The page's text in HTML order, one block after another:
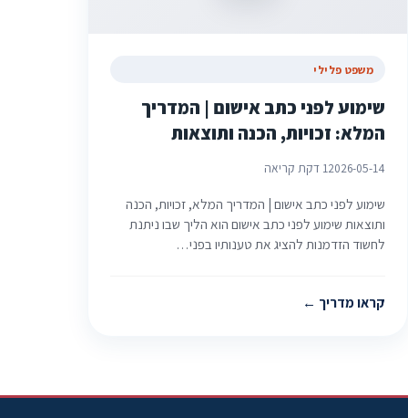
משפט פלילי
שימוע לפני כתב אישום | המדריך
המלא: זכויות, הכנה ותוצאות
2026-05-141 דקת קריאה
שימוע לפני כתב אישום | המדריך המלא, זכויות, הכנה
ותוצאות שימוע לפני כתב אישום הוא הליך שבו ניתנת
לחשוד הזדמנות להציג את טענותיו בפני…
קראו מדריך